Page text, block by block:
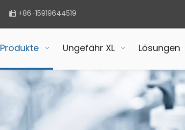
 +86-15919644519
Produkte Ungefähr XL Lösungen